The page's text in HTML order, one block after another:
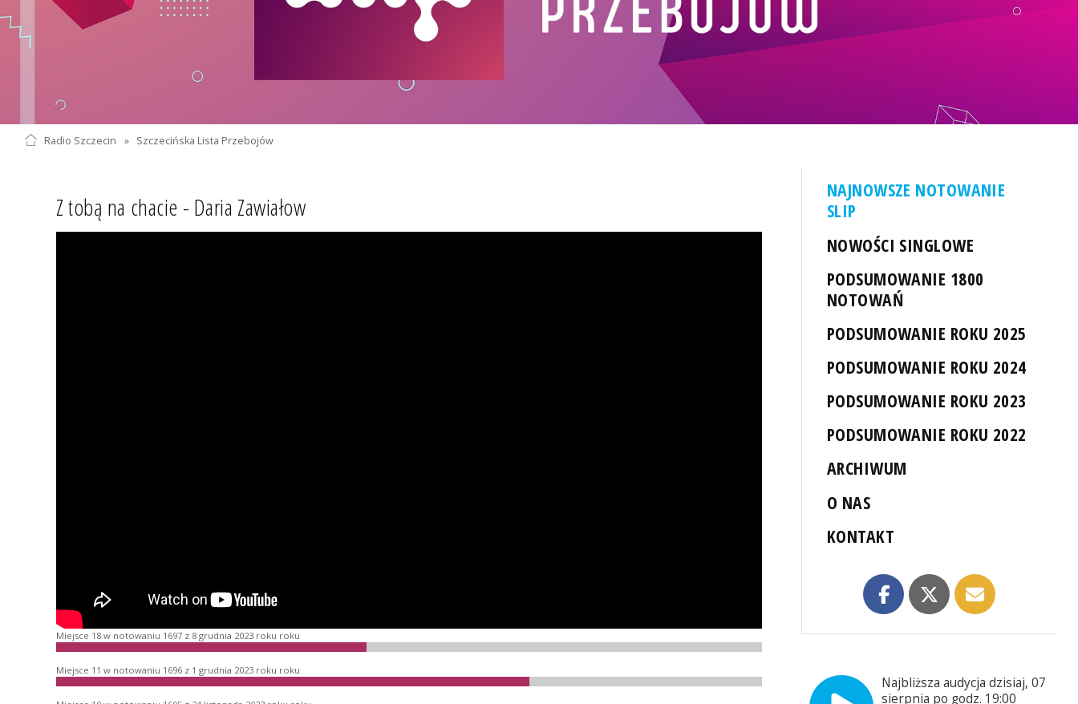
Radio Szczecin » Szczecińska Lista Przebojów
Z tobą na chacie - Daria Zawiałow
Miejsce 18 w notowaniu 1697 z 8 grudnia 2023 roku roku
Miejsce 11 w notowaniu 1696 z 1 grudnia 2023 roku roku
NAJNOWSZE NOTOWANIE
SLIP
NOWOŚCI SINGLOWE
PODSUMOWANIE 1800
NOTOWAŃ
PODSUMOWANIE ROKU 2025
PODSUMOWANIE ROKU 2024
PODSUMOWANIE ROKU 2023
PODSUMOWANIE ROKU 2022
ARCHIWUM
O NAS
KONTAKT
Najbliższa audycja dzisiaj, 07
sierpnia po godz. 19:00